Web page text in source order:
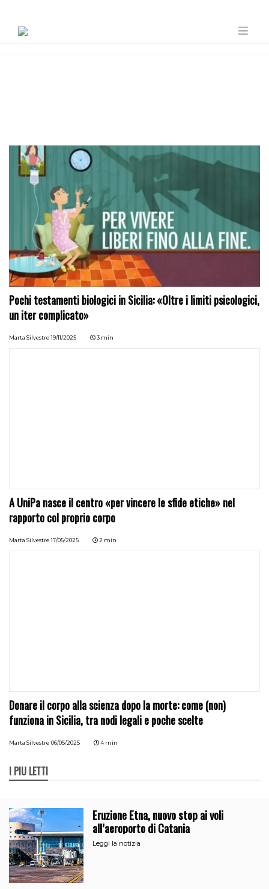
Pochi testamenti biologici in Sicilia: «Oltre i limiti psicologici,
un iter complicato»
Marta Silvestre 19/11/2025 3 min
A UniPa nasce il centro «per vincere le sfide etiche» nel
rapporto col proprio corpo
Marta Silvestre 17/05/2025 2 min
Donare il corpo alla scienza dopo la morte: come (non)
funziona in Sicilia, tra nodi legali e poche scelte
Marta Silvestre 06/05/2025 4 min
I PIÙ LETTI
Eruzione Etna, nuovo stop ai voli
all’aeroporto di Catania
Leggi la notizia